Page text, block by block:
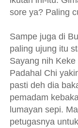
sore ya? Paling
Sampe juga di
paling ujung itu
Sayang nih
Padahal Chi
pasti deh dia
pemadam
lumayan sepi.
petugasnya